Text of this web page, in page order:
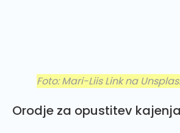
Foto: Mari-Liis Link na
Orodje za opustitev